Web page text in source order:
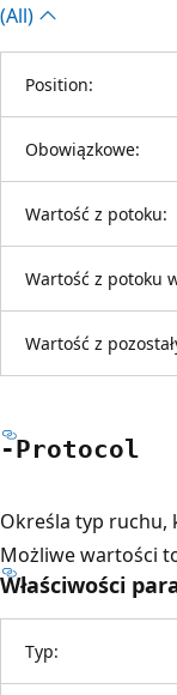
(All)
Position:
Obowiązkowe:
Wartość z potoku:
Wartość z potoku
Wartość z
-Protocol
Określa typ ruchu,
Możliwe wartości to
Właściwości
Typ: